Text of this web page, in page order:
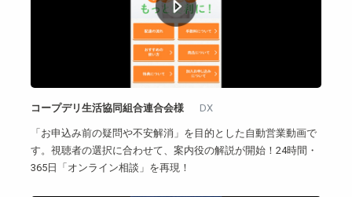
コープデリ生活協同組合連合会様 DX
「お申込み前の疑問や不安解消」を目的とした自動営業動画で
す。視聴者の選択に合わせて、案内役の解説が開始！24時間・
365日「オンライン相談」を再現！